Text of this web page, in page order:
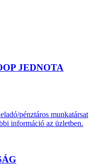
JEDNOTA
pénztáros munkatársat
információ az üzletben.